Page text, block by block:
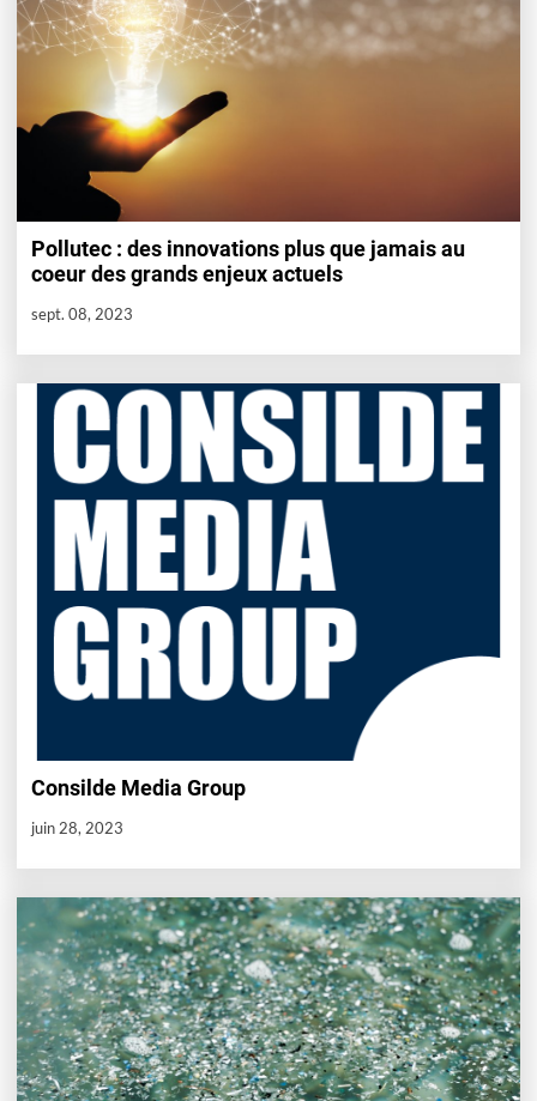
Pollutec : des innovations plus que jamais au
coeur des grands enjeux actuels
sept. 08, 2023
Consilde Media Group
juin 28, 2023